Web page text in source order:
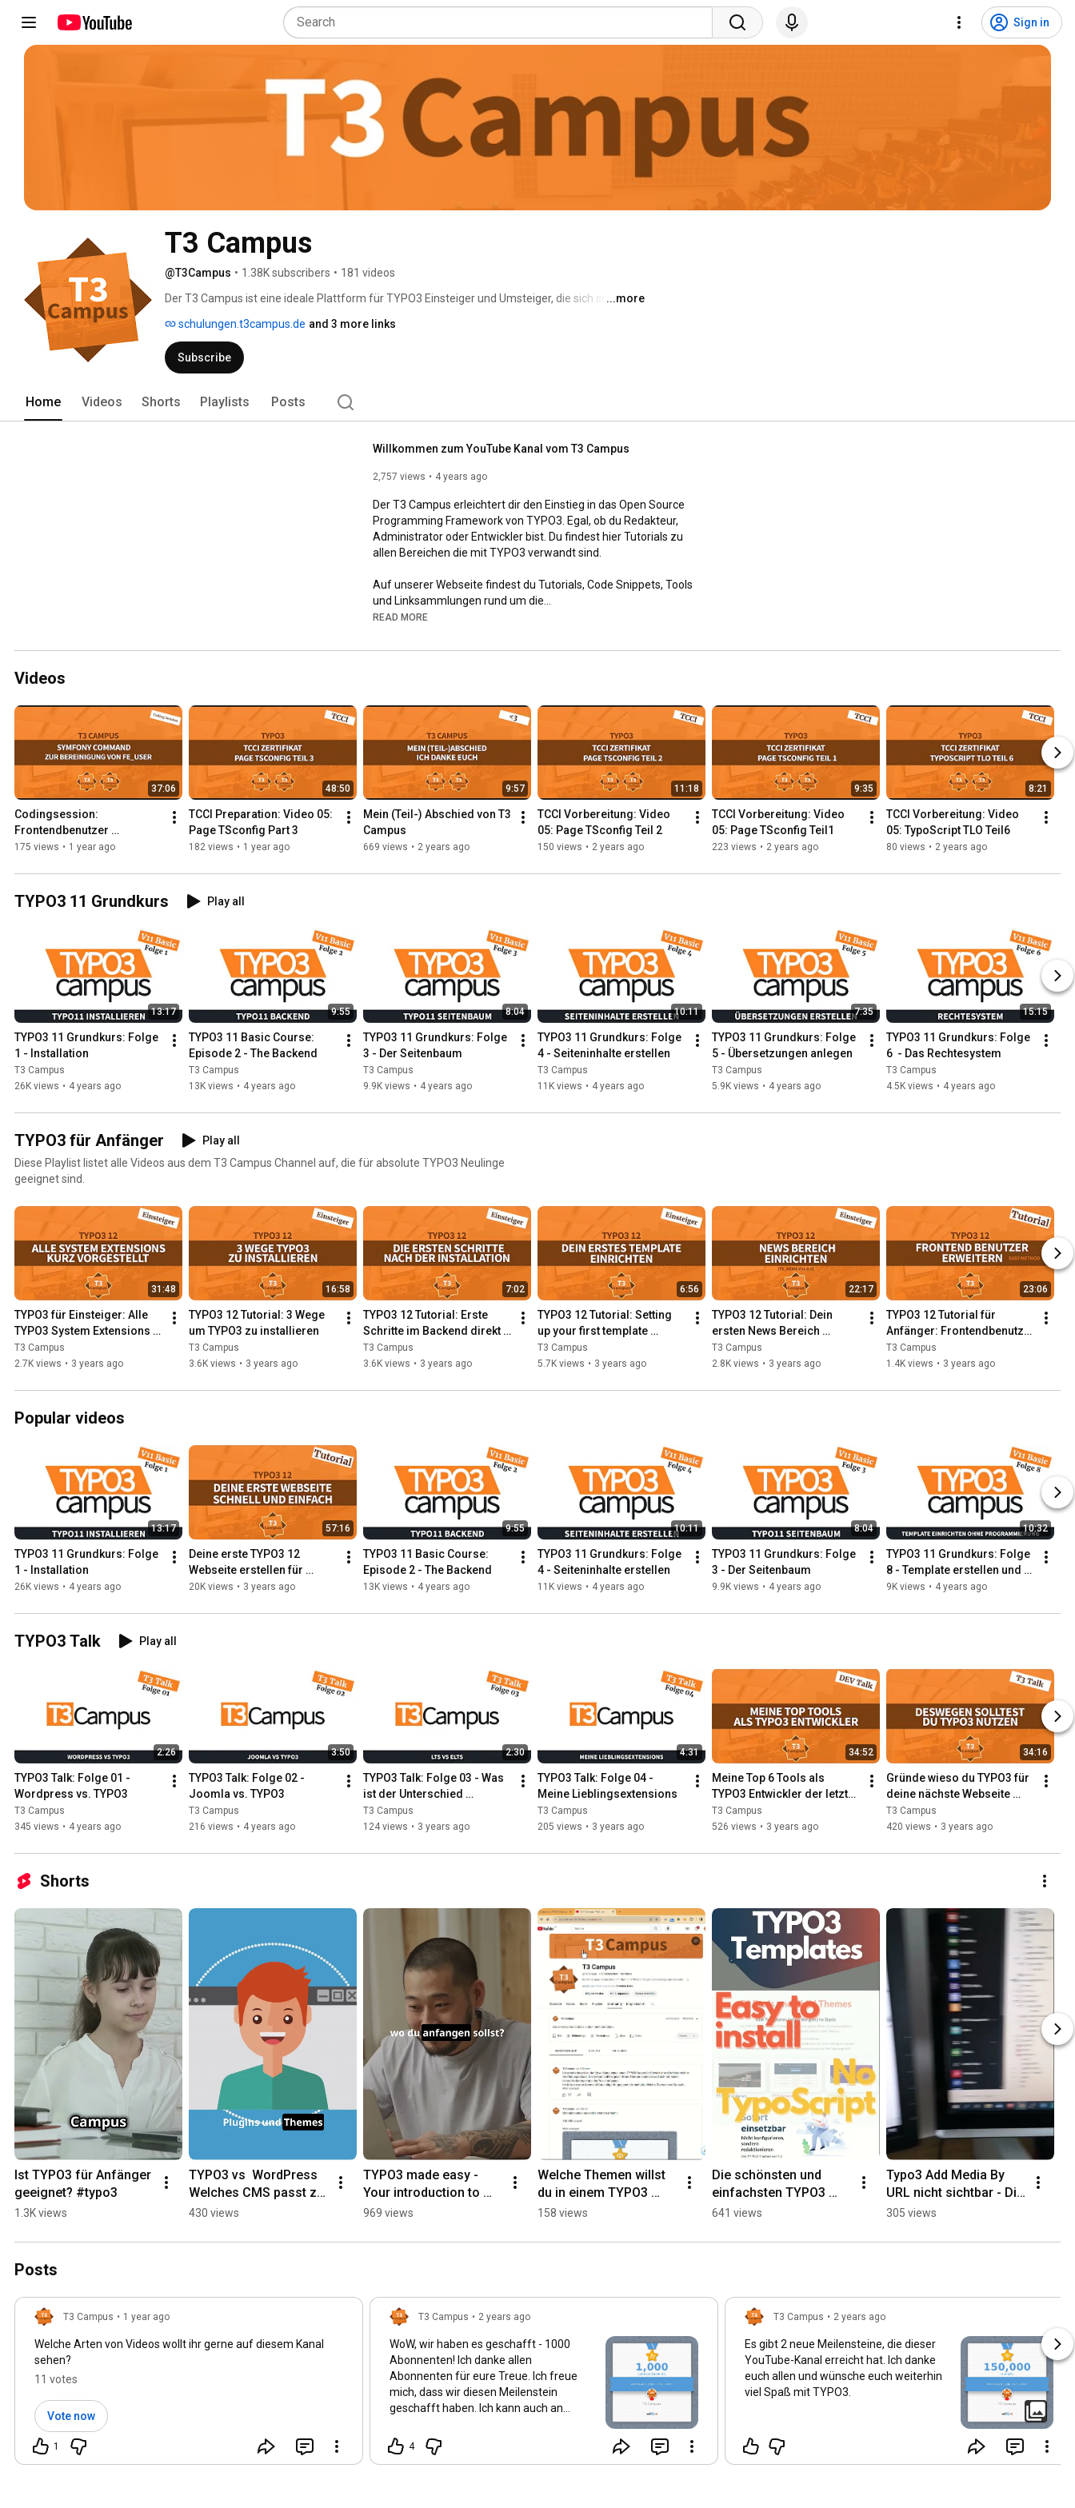
Sign in
T3 Campus
@T3Campus • 1.38K subscribers • 181 videos
Der T3 Campus ist eine ideale Plattform für TYPO3 Einsteiger und Umsteiger, die sich schnell in
und Entwickler. Außerdem gibt es Code-Snippets zu den gängigsten Aufgaben in TYPO3 sowie
andere Programmierhilfen und Tools.
...more
schulungen.t3campus.de and 3 more links
Subscribe
Home Videos Shorts Playlists Posts
Willkommen zum YouTube Kanal vom T3 Campus
2,757 views 4 years ago
Der T3 Campus erleichtert dir den Einstieg in das Open Source
Programming Framework von TYPO3. Egal, ob du Redakteur,
Administrator oder Entwickler bist. Du findest hier Tutorials zu
allen Bereichen die mit TYPO3 verwandt sind.
Auf unserer Webseite findest du Tutorials, Code Snippets, Tools
und Linksammlungen rund um die
Webentwicklung mit TYPO3.
Ich freue mich, dich als mein neues Mitglied begrüßen zu
Kostenfreie Kurse und Inhalte
T3 Campus: Lernpfad für Redakteure - Schritt 1 - Komm ich
zeige dir das Backend
Dieses Video gehört zur Schnellausbildung für TYPO3
https://t3-campus.slavlee.de/ausbildu...
https://t3-campus.slavlee.de/lernen/k...
Kostenpflichtige Kurse
Wenn du tiefer in die Extension - Programmierung in TYPO3
einsteigen willst, dann empfehle ich dir meine Onlinekurse. Für
Einsteiger habe ich den Kurs:
TYPO3 Onlineschule
Egal, ob du ein Einsteiger oder Fortgeschrittener bist - bei mir
kennen, und zwar so einfach wie noch nie zuvor.
Die schönsten und einfachsten TYPO3 Templates. Erstelle
moderne Webseiten in TYPO3 innerhalb wenigen Minuten.
Jetzt NEU: Die erste TYPO3 Extensions wurde dem Portfolio
hinzugefügt.
https://t3templates.de/
Infos über mich und meinen Projekten findest du auf meine
Webseite:
https://www.slavlee.de
Du kannst mich unterstützen, indem du mein Kanal abonnierst
und die Videos, die du magst immer einen Daumen hoch gibst
und teilst. Darüber hinaus hilft es mir, wenn du auf Videos
kommentierst.
https://paypal.me/slavlee/5
READ MORE
Videos
37:06
Codingsession:
Frontendbenutzer
entfernen, die sich noch nie
175 views • 1 year ago
48:50
TCCI Preparation: Video 05:
Page TSconfig Part 3
182 views • 1 year ago
9:57
Mein (Teil-) Abschied von T3
Campus
669 views • 2 years ago
11:18
TCCI Vorbereitung: Video
05: Page TSconfig Teil 2
150 views • 2 years ago
9:35
TCCI Vorbereitung: Video
05: Page TSconfig Teil1
223 views • 2 years ago
8:21
TCCI Vorbereitung: Video
05: TypoScript TLO Teil6
80 views • 2 years ago
TYPO3 11 Grundkurs Play all
13:17
TYPO3 11 Grundkurs: Folge
1 - Installation
T3 Campus
26K views • 4 years ago
9:55
TYPO3 11 Basic Course:
Episode 2 - The Backend
T3 Campus
13K views • 4 years ago
8:04
TYPO3 11 Grundkurs: Folge
3 - Der Seitenbaum
T3 Campus
9.9K views • 4 years ago
10:11
TYPO3 11 Grundkurs: Folge
4 - Seiteninhalte erstellen
T3 Campus
11K views • 4 years ago
7:35
TYPO3 11 Grundkurs: Folge
5 - Übersetzungen anlegen
T3 Campus
5.9K views • 4 years ago
15:15
TYPO3 11 Grundkurs: Folge
6  - Das Rechtesystem
T3 Campus
4.5K views • 4 years ago
TYPO3 für Anfänger
Play all
Diese Playlist listet alle Videos aus dem T3 Campus Channel auf, die für absolute TYPO3 Neulinge
geeignet sind.
31:48
TYPO3 für Einsteiger: Alle
TYPO3 System Extensions
kurz vorgestellt
T3 Campus
2.7K views • 3 years ago
16:58
TYPO3 12 Tutorial: 3 Wege
um TYPO3 zu installieren
T3 Campus
3.6K views • 3 years ago
7:02
TYPO3 12 Tutorial: Erste
Schritte im Backend direkt
nach der Installation
T3 Campus
3.6K views • 3 years ago
6:56
TYPO3 12 Tutorial: Setting
up your first template
extension in TYPO3
T3 Campus
5.7K views • 3 years ago
22:17
TYPO3 12 Tutorial: Dein
ersten News Bereich
erstellen mit News 11.0.0
T3 Campus
2.8K views • 3 years ago
23:06
TYPO3 12 Tutorial für
Anfänger: Frontendbenutzer
in TYPO3 erweitern
T3 Campus
1.4K views • 3 years ago
Popular videos
13:17
TYPO3 11 Grundkurs: Folge
1 - Installation
26K views • 4 years ago
57:16
Deine erste TYPO3 12
Webseite erstellen für
Einsteiger (Teil 1)
20K views • 3 years ago
9:55
TYPO3 11 Basic Course:
Episode 2 - The Backend
13K views • 4 years ago
10:11
TYPO3 11 Grundkurs: Folge
4 - Seiteninhalte erstellen
11K views • 4 years ago
8:04
TYPO3 11 Grundkurs: Folge
3 - Der Seitenbaum
9.9K views • 4 years ago
10:32
TYPO3 11 Grundkurs: Folge
8 - Template erstellen und
einrichten ohne
9K views • 4 years ago
TYPO3 Talk Play all
2:26
TYPO3 Talk: Folge 01 -
Wordpress vs. TYPO3
T3 Campus
345 views • 4 years ago
3:50
TYPO3 Talk: Folge 02 -
Joomla vs. TYPO3
T3 Campus
216 views • 4 years ago
2:30
TYPO3 Talk: Folge 03 - Was
ist der Unterschied
zwischen LTS und ELTS?
T3 Campus
124 views • 3 years ago
4:31
TYPO3 Talk: Folge 04 -
Meine Lieblingsextensions
T3 Campus
205 views • 3 years ago
34:52
Meine Top 6 Tools als
TYPO3 Entwickler der letzten
10+ Jahre
T3 Campus
526 views • 3 years ago
34:16
Gründe wieso du TYPO3 für
deine nächste Webseite
nutzen solltest
T3 Campus
420 views • 3 years ago
Shorts
Ist TYPO3 für Anfänger
geeignet? #typo3
1.3K views
TYPO3 vs  WordPress
Welches CMS passt zu
mir? #typo3
#youtubeshorts
430 views
TYPO3 made easy -
Your introduction to
extension development
#WebDevelopment
969 views
Welche Themen willst
du in einem TYPO3
Kurs für
haben?
158 views
Die schönsten und
einfachsten TYPO3
Templates #shorts
641 views
Typo3 Add Media By
URL nicht sichtbar - Die
Ursachen
305 views
Posts
T3 Campus • 1 year ago
Welche Arten von Videos wollt ihr gerne auf diesem Kanal
sehen?
11 votes
Vote now
1
T3 Campus • 2 years ago
WoW, wir haben es geschafft - 1000
Abonnenten! Ich danke allen
Abonnenten für eure Treue. Ich freue
mich, dass wir diesen Meilenstein
geschafft haben. Ich kann auch an
mit weiteren Videos weitergeht. Ich
mache mir aktuell noch Gedanken über
4
T3 Campus • 2 years ago
Es gibt 2 neue Meilensteine, die dieser
YouTube-Kanal erreicht hat. Ich danke
euch allen und wünsche euch weiterhin
viel Spaß mit TYPO3.